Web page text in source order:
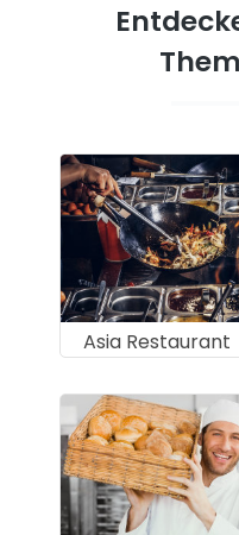
Asia Restaurant